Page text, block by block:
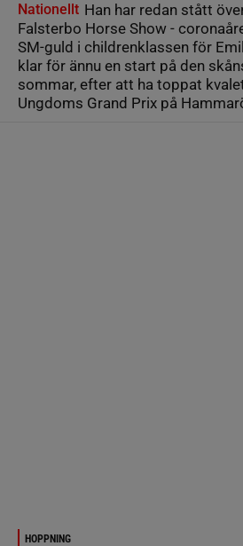
Nationellt Han har redan stått
Falsterbo Horse Show -
SM-guld i childrenklassen för
klar för ännu en start på den
sommar, efter att ha toppat
Ungdoms Grand Prix på
HOPPNING